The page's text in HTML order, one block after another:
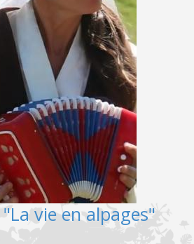
vie en alpages"